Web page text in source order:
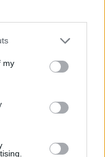
my
Cramer si
da fare è
destra